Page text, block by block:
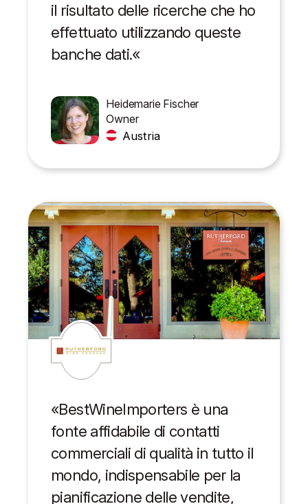
il risultato delle ricerche che ho
effettuato utilizzando queste
banche dati.«
Heidemarie Fischer
Owner
Austria
«BestWineImporters è una
fonte affidabile di contatti
commerciali di qualità in tutto il
mondo, indispensabile per la
pianificazione delle vendite,